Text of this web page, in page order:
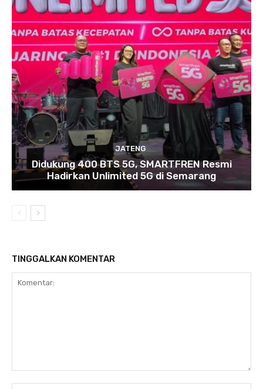
JATENG
Didukung 400 BTS 5G, SMARTFREN Resmi
Hadirkan Unlimited 5G di Semarang
TINGGALKAN KOMENTAR